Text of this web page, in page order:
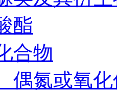
酯
合物
偶氮或氧